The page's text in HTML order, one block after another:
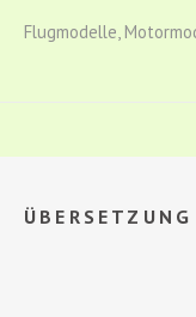
Flugmodelle,
ÜBERSETZUNG